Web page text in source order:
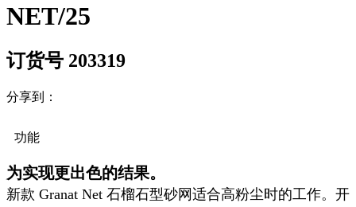
NET/25
订货号 203319
分享到：
功能
为实现更出色的结果。
新款 Granat Net 石榴石型砂网适合高粉尘时的工作。开